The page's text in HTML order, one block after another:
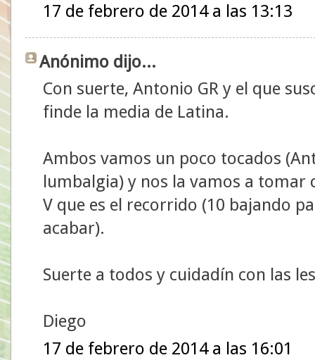
17 de febrero de 2014 a las 13:13
Anónimo dijo...
Con suerte, Antonio GR y el que
finde la media de Latina.
Ambos vamos un poco tocados
lumbalgia) y nos la vamos a
V que es el recorrido (10 bajando
acabar).
Suerte a todos y cuidadín con las
Diego
17 de febrero de 2014 a las 16:01